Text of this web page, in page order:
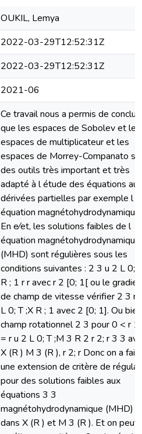
OUKIL, Lemya
2022-03-29T12:52:31Z
2022-03-29T12:52:31Z
2021-06
Ce travail nous a permis de
que les espaces de Sobolev et les
espaces de multiplicateur et les
espaces de Morrey-Companato
des outils très important et très
adapté à l étude des équations aux
dérivées partielles par exemple l
équation magnétohydrodynamique.
En e⁄et, les solutions faibles de l
équation magnétohydrodynamique
(MHD) sont régulières sous les
conditions suivantes : 2 3 u 2 L 0;
R ; 1 r r avec r 2 [0; 1[ ou le
de champ de vitesse vérifier 2 3
L 0; T ;X R ; 1 avec 2 [0; 1]. Ou
champ rotationnel 2 3 pour 0 < r
= r u 2 L 0; T ;M 3 R 2 r 2; r 3 3
X (R ) M 3 (R ), r 2; r Donc on a fait
une extension de critère de
pour des solutions faibles aux
équations 3 3
magnétohydrodynamique (MHD)
dans X (R ) et M 3 (R ). Et on peut